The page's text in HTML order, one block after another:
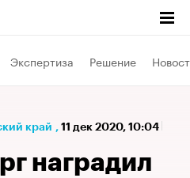
Экспертиза Решение
край , 11 дек 2020, 10:04
наградил